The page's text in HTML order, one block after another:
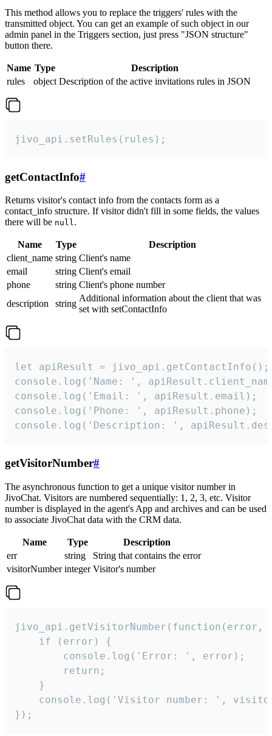
This method allows you to replace the triggers' rules with the
transmitted object. You can get an example of such object in our
admin panel in the Triggers section, just press "JSON structure"
button there.
Name Type
Description
rules
object Description of the active invitations rules in JSON
jivo_api.setRules(rules);
getContactInfo#
Returns visitor's contact info from the contacts form as a
contact_info structure. If visitor didn't fill in some fields, the values
there will be null.
Name Type
Description
client_name string Client's name
email
string Client's email
phone
string Client's phone number
description
string
Additional information about the client that was
set with setContactInfo
let apiResult = jivo_api.getContactInfo();
console.log('Name: ',
console.log('Email: ', apiResult.email);
console.log('Phone: ', apiResult.phone);
console.log('Description: ',
getVisitorNumber#
The asynchronous function to get a unique visitor number in
JivoChat. Visitors are numbered sequentially: 1, 2, 3, etc. Visitor
number is displayed in the agent's App and archives and can be used
to associate JivoChat data with the CRM data.
Name Type
Description
err
string
String that contains the error
visitorNumber integer Visitor's number
jivo_api.getVisitorNumber(function(error,
    if (error) {
        console.log('Error: ', error);
        return;
    }
console.log('Visitor number: ',
});